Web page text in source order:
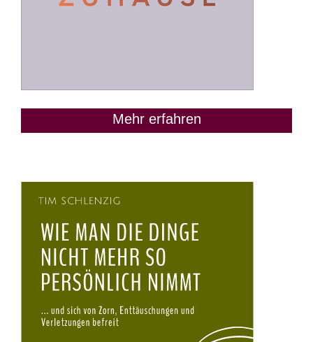
Mehr erfahren